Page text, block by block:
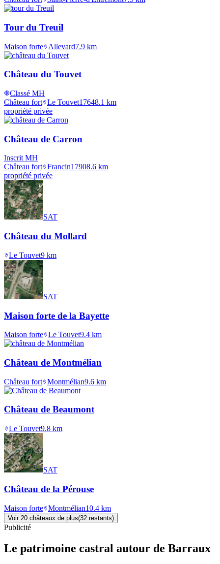
Tour du Treuil
Maison forte Allevard7.9 km
Château du Touvet
Classé MH
Château fort Le Touvet17648.1 km
propriété privée
Château de Carron
Inscrit MH
Château fort Francin17908.6 km
propriété privée
SAT
Château du Mollard
Le Touvet9 km
SAT
Maison forte de la Bayette
Maison forte Le Touvet9.4 km
Château de Montmélian
Château fort Montmélian9.6 km
Château de Beaumont
Le Touvet9.8 km
SAT
Château de la Pérouse
Maison forte Montmélian10.4 km
Voir 20 châteaux de plus(32 restants)
Publicité
Le patrimoine castral autour de Barraux